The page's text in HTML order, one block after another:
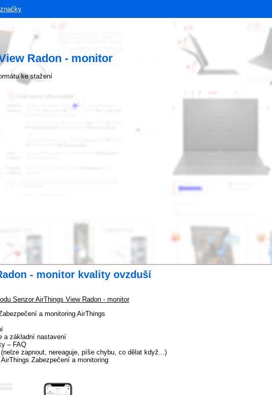
Radon - monitor
ke stažení
- monitor kvality ovzduší
Senzor AirThings View Radon - monitor
a monitoring AirThings
a základní nastavení
– FAQ
zapnout, nereaguje, píše chybu, co dělat když...)
Zabezpečení a monitoring